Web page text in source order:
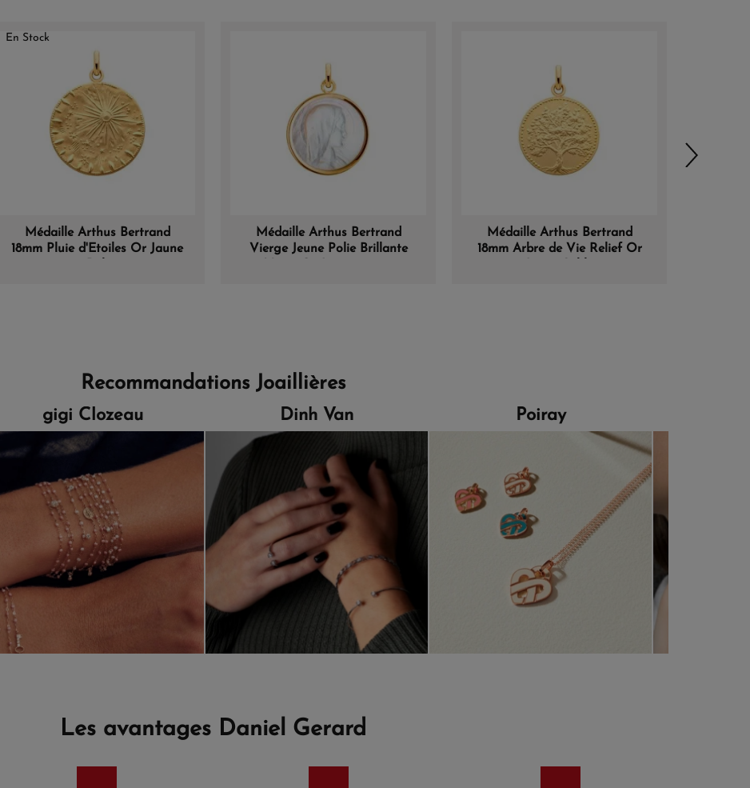
En Stock
Médaille Arthus Bertrand
18mm Pluie d'Etoiles Or Jaune
Médaille Arthus Bertrand
Vierge Jeune Polie Brillante
Médaille Arthus Bertrand
18mm Arbre de Vie Relief Or
Recommandations Joaillières
gigi Clozeau Dinh Van Poiray
Les avantages Daniel Gerard